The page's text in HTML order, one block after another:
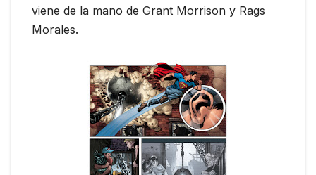
viene de la mano de Grant Morrison y Rags
Morales.